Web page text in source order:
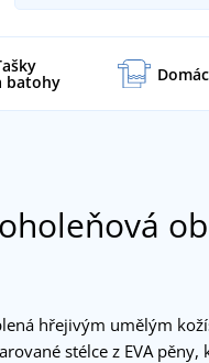
batohy
hřejivým umělým
stélce z EVA